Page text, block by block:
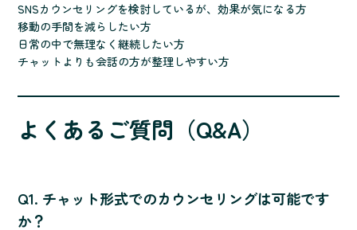
SNSカウンセリングを検討しているが、効果が気になる方
移動の手間を減らしたい方
日常の中で無理なく継続したい方
チャットよりも会話の方が整理しやすい方
よくあるご質問（Q&A）
Q1. チャット形式でのカウンセリングは可能です
か？